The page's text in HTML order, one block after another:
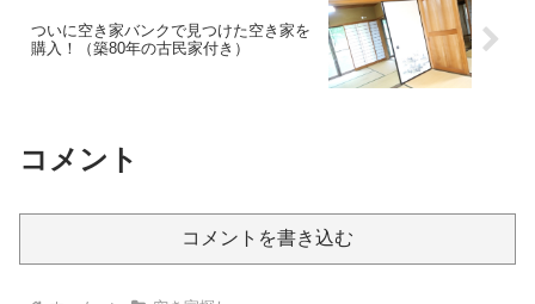
ついに空き家バンクで見つけた空き家を
購入！（築80年の古民家付き）
コメント
コメントを書き込む